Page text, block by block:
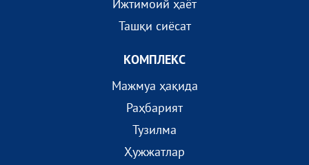
Ижтимоий ҳаёт
Ташқи сиёсат
КОМПЛEКС
Мажмуа ҳақида
Раҳбарият
Тузилма
Ҳужжатлар